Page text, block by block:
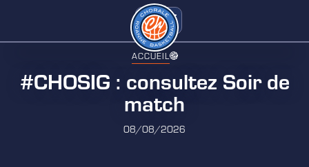
ACCUEIL
#CHOSIG : consultez Soir de
match
08/08/2026